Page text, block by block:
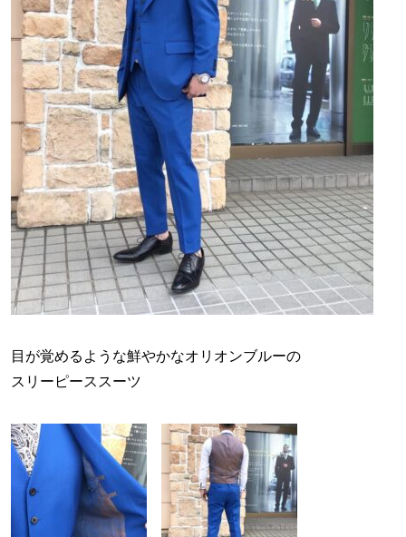
目が覚めるような鮮やかなオリオンブルーの
スリーピーススーツ